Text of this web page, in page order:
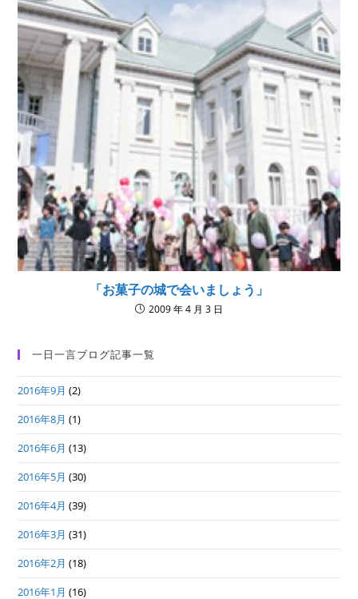
「お菓子の城で会いましょう」
2009 年 4 月 3 日
一日一言ブログ記事一覧
2016年9月 (2)
2016年8月 (1)
2016年6月 (13)
2016年5月 (30)
2016年4月 (39)
2016年3月 (31)
2016年2月 (18)
2016年1月 (16)